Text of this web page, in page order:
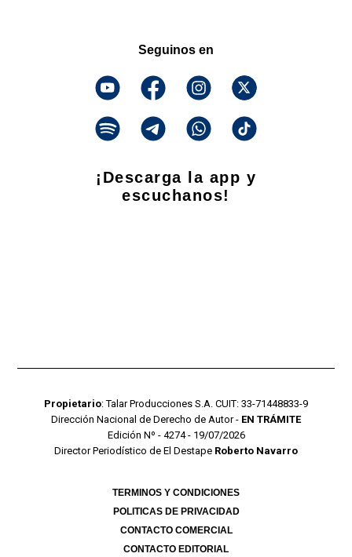
Seguinos en
¡Descarga la app y
escuchanos!
Propietario: Talar Producciones S.A. CUIT: 33-71448833-9
Dirección Nacional de Derecho de Autor - EN TRÁMITE
Edición Nº - 4274 - 19/07/2026
Director Periodístico de El Destape Roberto Navarro
TERMINOS Y CONDICIONES
POLITICAS DE PRIVACIDAD
CONTACTO COMERCIAL
CONTACTO EDITORIAL